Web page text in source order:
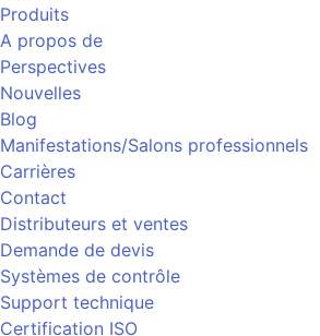
Produits
A propos de
Perspectives
Nouvelles
Blog
Manifestations/Salons professionnels
Carrières
Contact
Distributeurs et ventes
Demande de devis
Systèmes de contrôle
Support technique
Certification ISO